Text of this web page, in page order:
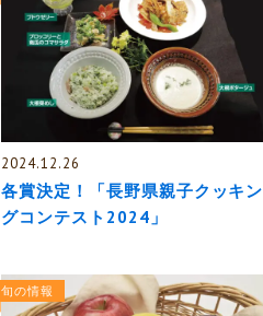
2024.12.26
各賞決定！「長野県親子クッキン
グコンテスト2024」
旬の情報